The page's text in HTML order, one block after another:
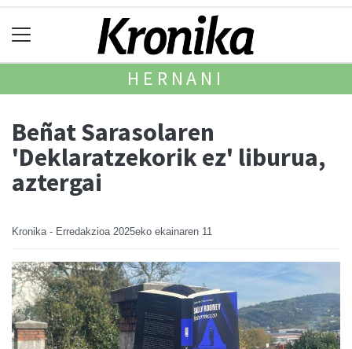
HERNANI
Beñat Sarasolaren
'Deklaratzekorik ez' liburua,
aztergai
Kronika - Erredakzioa 2025eko ekainaren 11